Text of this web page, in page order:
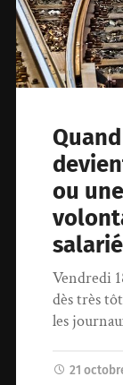
ou
Vendredi
dès très
les
21